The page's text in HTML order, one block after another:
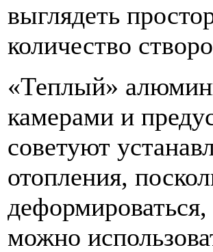
выглядеть
количество
«Теплый»
камерами и
советуют
отопления,
можно